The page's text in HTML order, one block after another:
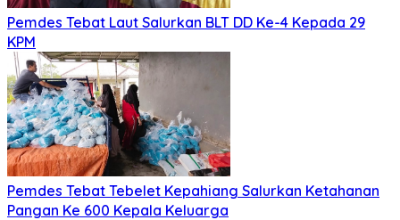
Pemdes Tebat Laut Salurkan BLT DD Ke-4 Kepada 29
KPM
Pemdes Tebat Tebelet Kepahiang Salurkan Ketahanan
Pangan Ke 600 Kepala Keluarga